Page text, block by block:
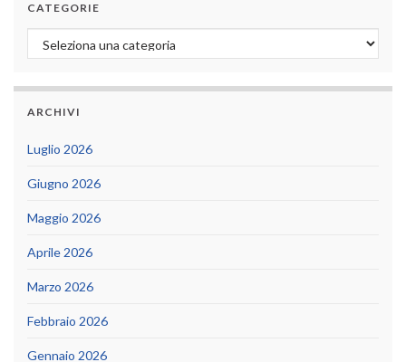
CATEGORIE
Categorie
ARCHIVI
Luglio 2026
Giugno 2026
Maggio 2026
Aprile 2026
Marzo 2026
Febbraio 2026
Gennaio 2026